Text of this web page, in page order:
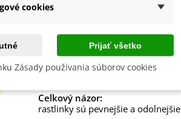
Celkový názor:
rastlinky sú pevnejšie a odolnejšie
cookies
Prijať všetko
Zásady používania súborov cookies